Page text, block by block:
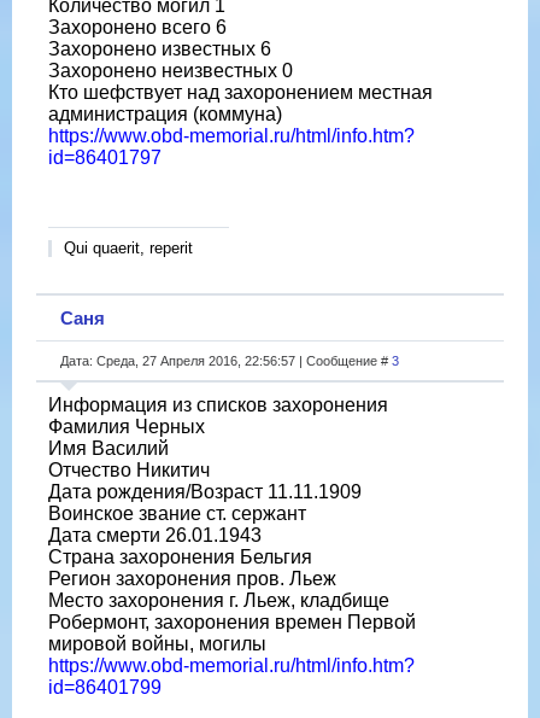
Количество могил 1
Захоронено всего 6
Захоронено известных 6
Захоронено неизвестных 0
Кто шефствует над захоронением местная
администрация (коммуна)
https://www.obd-memorial.ru/html/info.htm?
id=86401797
Qui quaerit, reperit
Саня
Дата: Среда, 27 Апреля 2016, 22:56:57 | Сообщение # 3
Информация из списков захоронения
Фамилия Черных
Имя Василий
Отчество Никитич
Дата рождения/Возраст 11.11.1909
Воинское звание ст. сержант
Дата смерти 26.01.1943
Страна захоронения Бельгия
Регион захоронения пров. Льеж
Место захоронения г. Льеж, кладбище
Робермонт, захоронения времен Первой
мировой войны, могилы
https://www.obd-memorial.ru/html/info.htm?
id=86401799